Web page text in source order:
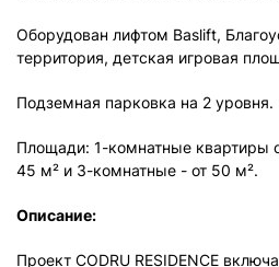
Оборудован лифтом Baslift,
территория, детская игровая
Подземная парковка на 2 уровня.
Площади: 1-комнатные квартиры
45 м² и 3-комнатные - от 50 м².
Описание:
Проект CODRU RESIDENCE